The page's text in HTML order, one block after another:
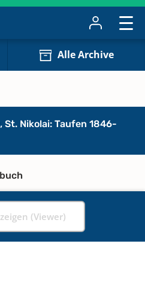
Alle Archive
Nikolai: Taufen 1846-
(Viewer)